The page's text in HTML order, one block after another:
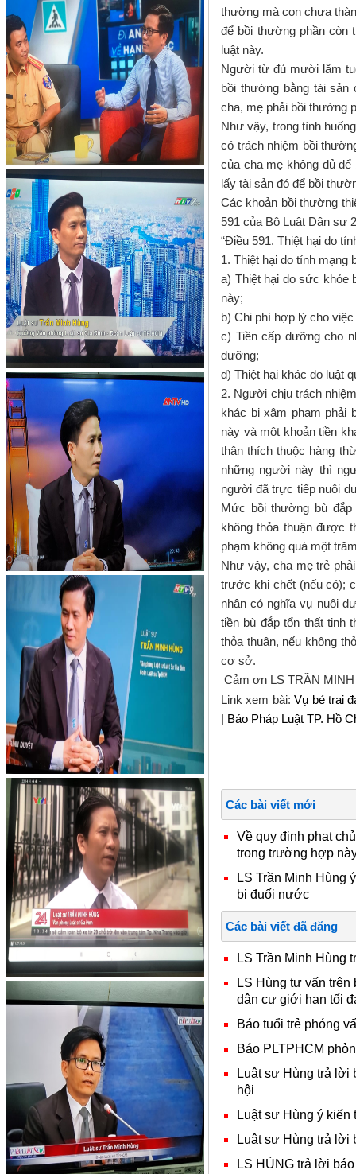
thường mà con chưa
để bồi thường phần
luật này.
Người từ đủ mười lăm
bồi thường bằng tài sản
cha, mẹ phải bồi thường
Như vậy, trong tình
có trách nhiệm bồi
của cha mẹ không đủ
lấy tài sản đó để bồi
Các khoản bồi thường
591 của Bộ Luật Dân sự
“Điều 591. Thiệt hại do
1. Thiệt hại do tính mạng
a) Thiệt hại do sức khỏe
này;
b) Chi phí hợp lý cho
c) Tiền cấp dưỡng cho
dưỡng;
d) Thiệt hại khác do luật
2. Người chịu trách
khác bị xâm phạm phải
này và một khoản tiền
thân thích thuộc hàng
những người này thì
người đã trực tiếp nuôi
Mức bồi thường bù đắp
không thỏa thuận được
phạm không quá một
Như vậy, cha mẹ trẻ
trước khi chết (nếu có);
nhân có nghĩa vụ nuôi
tiền bù đắp tổn thất tinh
thỏa thuận, nếu không
cơ sở.
Cảm ơn LS TRẦN
Link xem bài:Vụ bé trai
| Báo Pháp Luật TP. Hồ
Các bài viết mới
Về quy định phạt
trong trường hợp
LS Trần Minh Hùng
bị đuối nước
Các bài viết đã đăng
LS Trần Minh Hùng
LS Hùng tư vấn trên
dân cư giới hạn tối
Báo tuổi trẻ phóng
Báo PLTPHCM
Luật sư Hùng trả lời
hội
Luật sư Hùng ý kiến
Luật sư Hùng trả lời
LS HÙNG trả lời